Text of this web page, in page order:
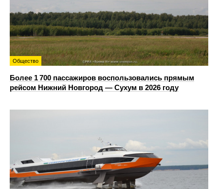
Общество
Более 1 700 пассажиров воспользовались прямым
рейсом Нижний Новгород — Сухум в 2026 году